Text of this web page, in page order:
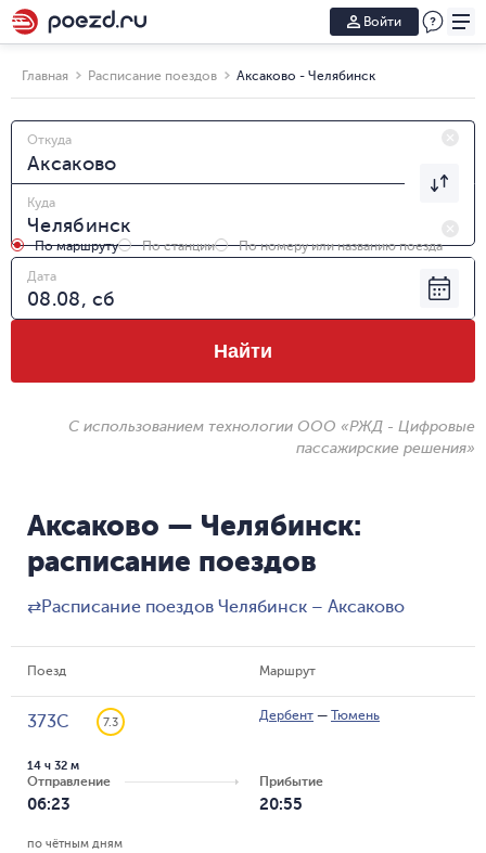
Войти
Главная Расписание поездов Аксаково - Челябинск
Откуда
Куда
По маршруту По станции
По номеру или названию поезда
Дата
Найти
С использованием технологии ООО «РЖД - Цифровые
пассажирские решения»
Аксаково — Челябинск:
расписание поездов
⇄Расписание поездов Челябинск – Аксаково
Поезд Маршрут
373С 7.3 Дербент — Тюмень
Отправление
06:23
14 ч 32 м
Прибытие
20:55
по чётным дням